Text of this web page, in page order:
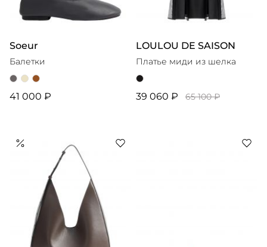
Soeur
Балетки
41 000 ₽
LOULOU DE SAISON
Платье миди из шелка
39 060 ₽ 65 100 ₽